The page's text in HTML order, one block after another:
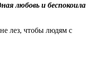
любовь и беспокоила
лез, чтобы людям с